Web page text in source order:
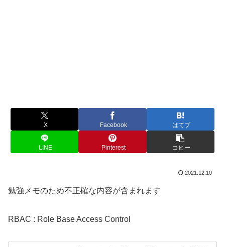
X Facebook はてブ
LINE Pinterest コピー
2021.12.10
勉強メモのため不正確な内容が含まれます
RBAC : Role Base Access Control